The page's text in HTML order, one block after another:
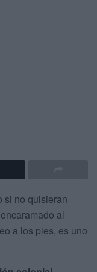
si no quisieran
al
a los pies, es uno